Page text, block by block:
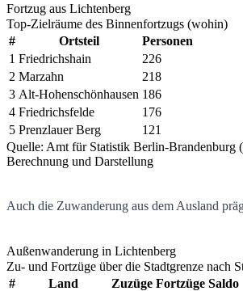
Fortzug aus Lichtenberg
Top-Zielräume des Binnenfortzugs (wohin)
#
Ortsteil
Personen
1 Friedrichshain
226
2 Marzahn
218
3 Alt-Hohenschönhausen 186
4 Friedrichsfelde
176
5 Prenzlauer Berg
121
Quelle: Amt für Statistik Berlin-Brandenburg
Berechnung und Darstellung
Auch die Zuwanderung aus dem Ausland
Außenwanderung in Lichtenberg
Zu- und Fortzüge über die Stadtgrenze nach
#
Land Zuzüge Fortzüge Saldo